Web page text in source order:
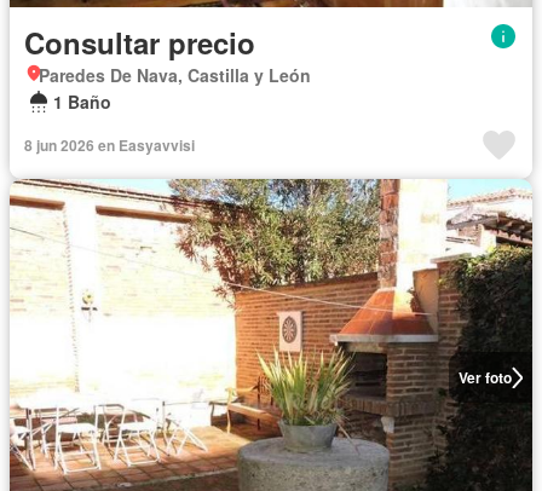
Consultar precio
Paredes De Nava, Castilla y León
1 Baño
8 jun 2026 en Easyavvisi
Ver foto